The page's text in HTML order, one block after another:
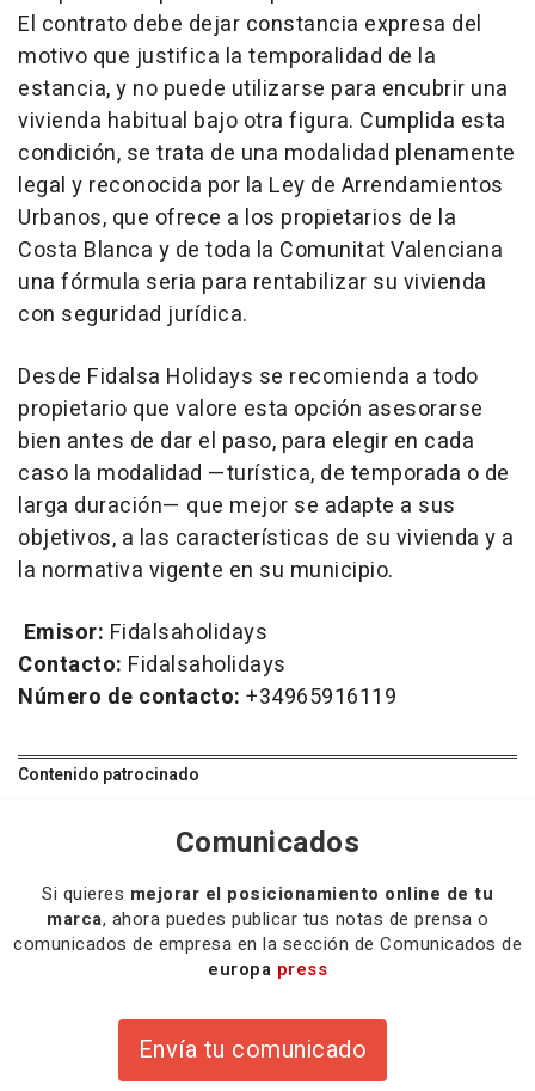
El contrato debe dejar constancia expresa del
motivo que justifica la temporalidad de la
estancia, y no puede utilizarse para encubrir una
vivienda habitual bajo otra figura. Cumplida esta
condición, se trata de una modalidad plenamente
legal y reconocida por la Ley de Arrendamientos
Urbanos, que ofrece a los propietarios de la
Costa Blanca y de toda la Comunitat Valenciana
una fórmula seria para rentabilizar su vivienda
con seguridad jurídica.
Desde Fidalsa Holidays se recomienda a todo
propietario que valore esta opción asesorarse
bien antes de dar el paso, para elegir en cada
caso la modalidad —turística, de temporada o de
larga duración— que mejor se adapte a sus
objetivos, a las características de su vivienda y a
la normativa vigente en su municipio.
Emisor: Fidalsaholidays
Contacto: Fidalsaholidays
Número de contacto: +34965916119
Contenido patrocinado
Comunicados
Si quieres mejorar el posicionamiento online de tu
marca, ahora puedes publicar tus notas de prensa o
comunicados de empresa en la sección de Comunicados de
europa press
Envía tu comunicado